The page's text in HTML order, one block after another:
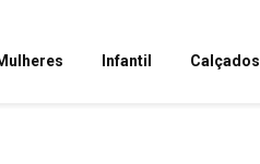
Infantil Calçados